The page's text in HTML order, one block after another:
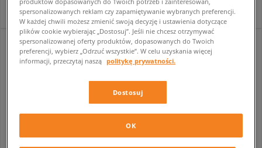
spersonalizowanych reklam czy zapamiętywanie wybranych preferencji.
W każdej chwili możesz zmienić swoją decyzję i ustawienia dotyczące
plików cookie wybierając „Dostosuj”. Jeśli nie chcesz otrzymywać
spersonalizowanej oferty produktów, dopasowanych do Twoich
preferencji, wybierz „Odrzuć wszystkie”. W celu uzyskania więcej
informacji, przeczytaj naszą politykę prywatności.
Dostosuj
OK